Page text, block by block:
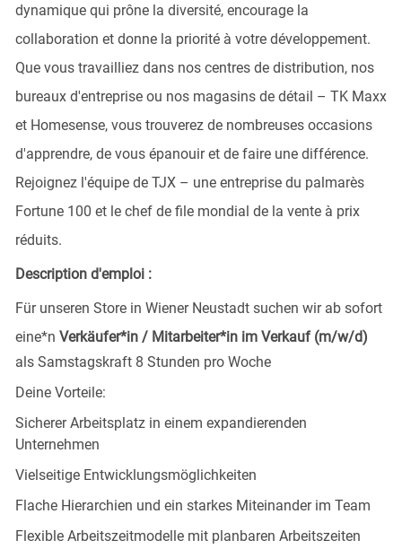
dynamique qui prône la diversité, encourage la
collaboration et donne la priorité à votre développement.
Que vous travailliez dans nos centres de distribution, nos
bureaux d'entreprise ou nos magasins de détail – TK Maxx
et Homesense, vous trouverez de nombreuses occasions
d'apprendre, de vous épanouir et de faire une différence.
Rejoignez l'équipe de TJX – une entreprise du palmarès
Fortune 100 et le chef de file mondial de la vente à prix
réduits.
Description d'emploi :
Für unseren Store in Wiener Neustadt suchen wir ab sofort
eine*n Verkäufer*in / Mitarbeiter*in im Verkauf (m/w/d)
als Samstagskraft 8 Stunden pro Woche
Deine Vorteile:
Sicherer Arbeitsplatz in einem expandierenden
Unternehmen
Vielseitige Entwicklungsmöglichkeiten
Flache Hierarchien und ein starkes Miteinander im Team
Flexible Arbeitszeitmodelle mit planbaren Arbeitszeiten